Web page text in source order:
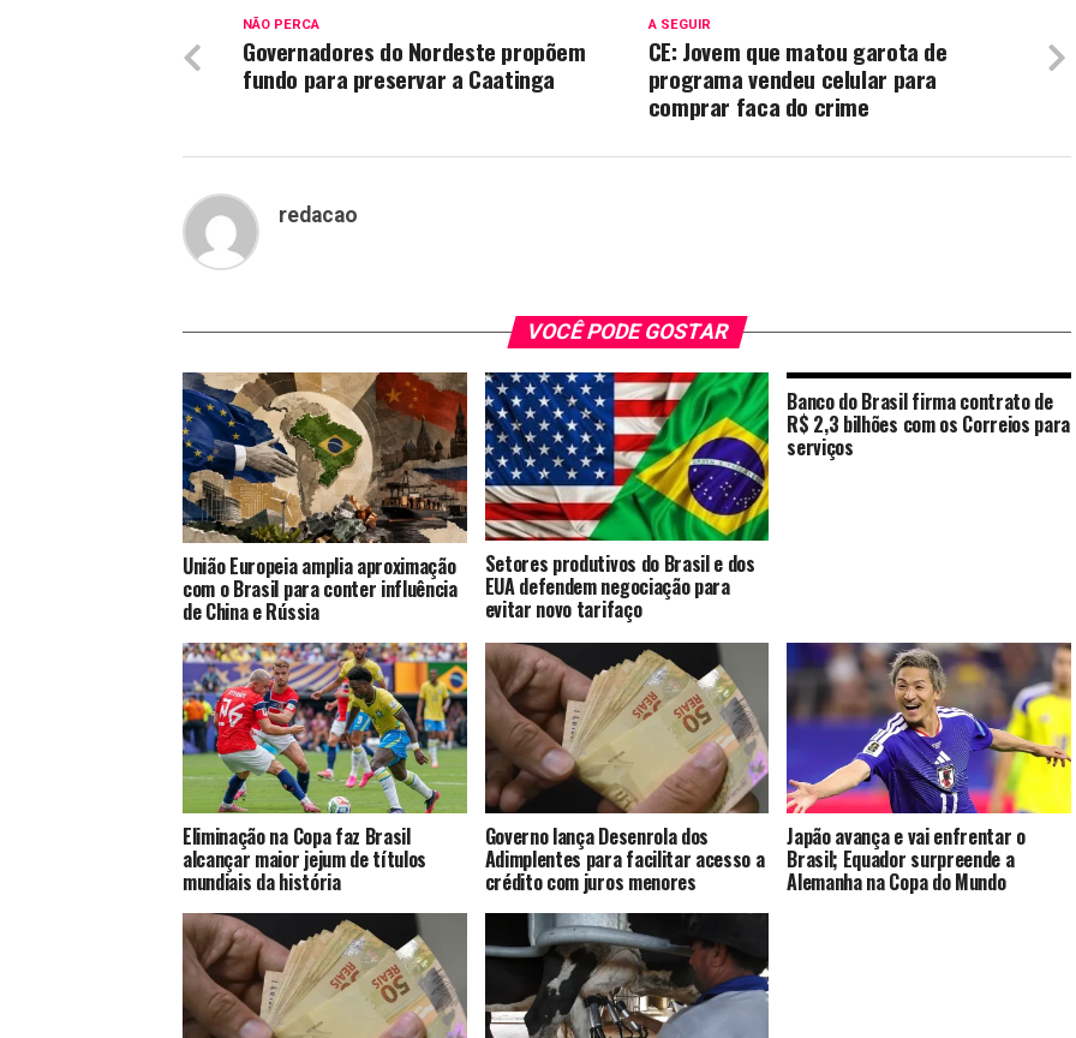
A SEGUIR
CE: Jovem que matou garota de
programa vendeu celular para
comprar faca do crime
NÃO PERCA
Governadores do Nordeste propõem
fundo para preservar a Caatinga
redacao
VOCÊ PODE GOSTAR
União Europeia amplia aproximação
com o Brasil para conter influência
de China e Rússia
Setores produtivos do Brasil e dos
EUA defendem negociação para
evitar novo tarifaço
Banco do Brasil firma contrato de
R$ 2,3 bilhões com os Correios para
serviços
Eliminação na Copa faz Brasil
alcançar maior jejum de títulos
mundiais da história
Governo lança Desenrola dos
Adimplentes para facilitar acesso a
crédito com juros menores
Japão avança e vai enfrentar o
Brasil; Equador surpreende a
Alemanha na Copa do Mundo